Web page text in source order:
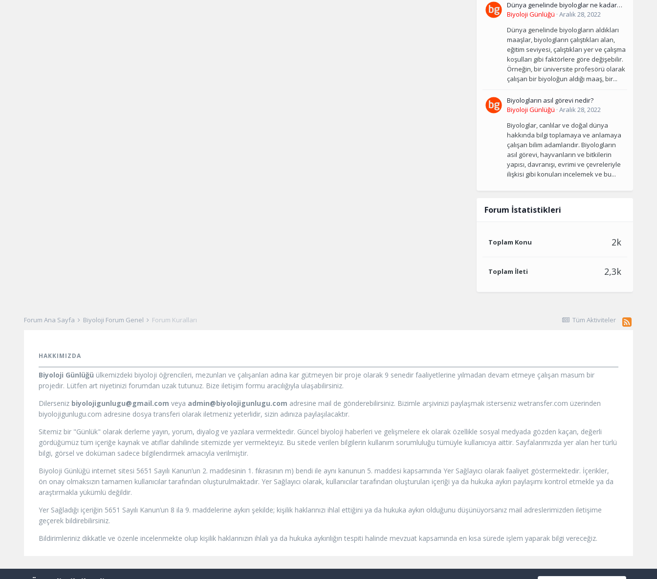
Dünya genelinde biyologlar ne kadar
maaş alıyorlar?
Biyoloji Günlüğü · Aralık 28, 2022
Dünya genelinde biyologların aldıkları
maaşlar, biyologların çalıştıkları alan,
eğitim seviyesi, çalıştıkları yer ve çalışma
koşulları gibi faktörlere göre değişebilir.
Örneğin, bir üniversite profesörü olarak
çalışan bir biyoloğun aldığı maaş, bir...
Biyologların asıl görevi nedir?
Biyoloji Günlüğü · Aralık 28, 2022
Biyologlar, canlılar ve doğal dünya
hakkında bilgi toplamaya ve anlamaya
çalışan bilim adamlarıdır. Biyologların
asıl görevi, hayvanların ve bitkilerin
yapısı, davranışı, evrimi ve çevreleriyle
ilişkisi gibi konuları incelemek ve bu...
Forum İstatistikleri
Toplam Konu 2k
Toplam İleti 2,3k
Tüm Aktiviteler
Forum Ana Sayfa Biyoloji Forum Genel Forum Kuralları
HAKKIMIZDA
Biyoloji Günlüğü ülkemizdeki biyoloji öğrencileri, mezunları ve çalışanları adına kar gütmeyen bir proje olarak 9 senedir faaliyetlerine yılmadan devam etmeye çalışan masum bir
projedir. Lütfen art niyetinizi forumdan uzak tutunuz. Bize iletişim formu aracılığıyla ulaşabilirsiniz.
Dilerseniz biyolojigunlugu@gmail.com veya admin@biyolojigunlugu.com adresine mail de gönderebilirsiniz. Bizimle arşivinizi paylaşmak isterseniz wetransfer.com üzerinden
biyolojigunlugu.com adresine dosya transferi olarak iletmeniz yeterlidir, sizin adınıza paylaşılacaktır.
Sitemiz bir "Günlük" olarak derleme yayın, yorum, diyalog ve yazılara vermektedir. Güncel biyoloji haberleri ve gelişmelere ek olarak özellikle sosyal medyada gözden kaçan, değerli
gördüğümüz tüm içeriğe kaynak ve atıflar dahilinde sitemizde yer vermekteyiz. Bu sitede verilen bilgilerin kullanım sorumluluğu tümüyle kullanıcıya aittir. Sayfalarımızda yer alan her türlü
bilgi, görsel ve doküman sadece bilgilendirmek amacıyla verilmiştir.
Biyoloji Günlüğü internet sitesi 5651 Sayılı Kanun’un 2. maddesinin 1. fıkrasının m) bendi ile aynı kanunun 5. maddesi kapsamında Yer Sağlayıcı olarak faaliyet göstermektedir. İçerikler,
ön onay olmaksızın tamamen kullanıcılar tarafından oluşturulmaktadır. Yer Sağlayıcı olarak, kullanıcılar tarafından oluşturulan içeriği ya da hukuka aykırı paylaşımı kontrol etmekle ya da
araştırmakla yükümlü değildir.
Yer Sağladığı içeriğin 5651 Sayılı Kanun’un 8 ila 9. maddelerine aykırı şekilde; kişilik haklarınızı ihlal ettiğini ya da hukuka aykırı olduğunu düşünüyorsanız mail adreslerimizden iletişime
geçerek bildirebilirsiniz.
Bildirimleriniz dikkatle ve özenle incelenmekte olup kişilik haklarınızın ihlali ya da hukuka aykırılığın tespiti halinde mevzuat kapsamında en kısa sürede işlem yaparak bilgi vereceğiz.